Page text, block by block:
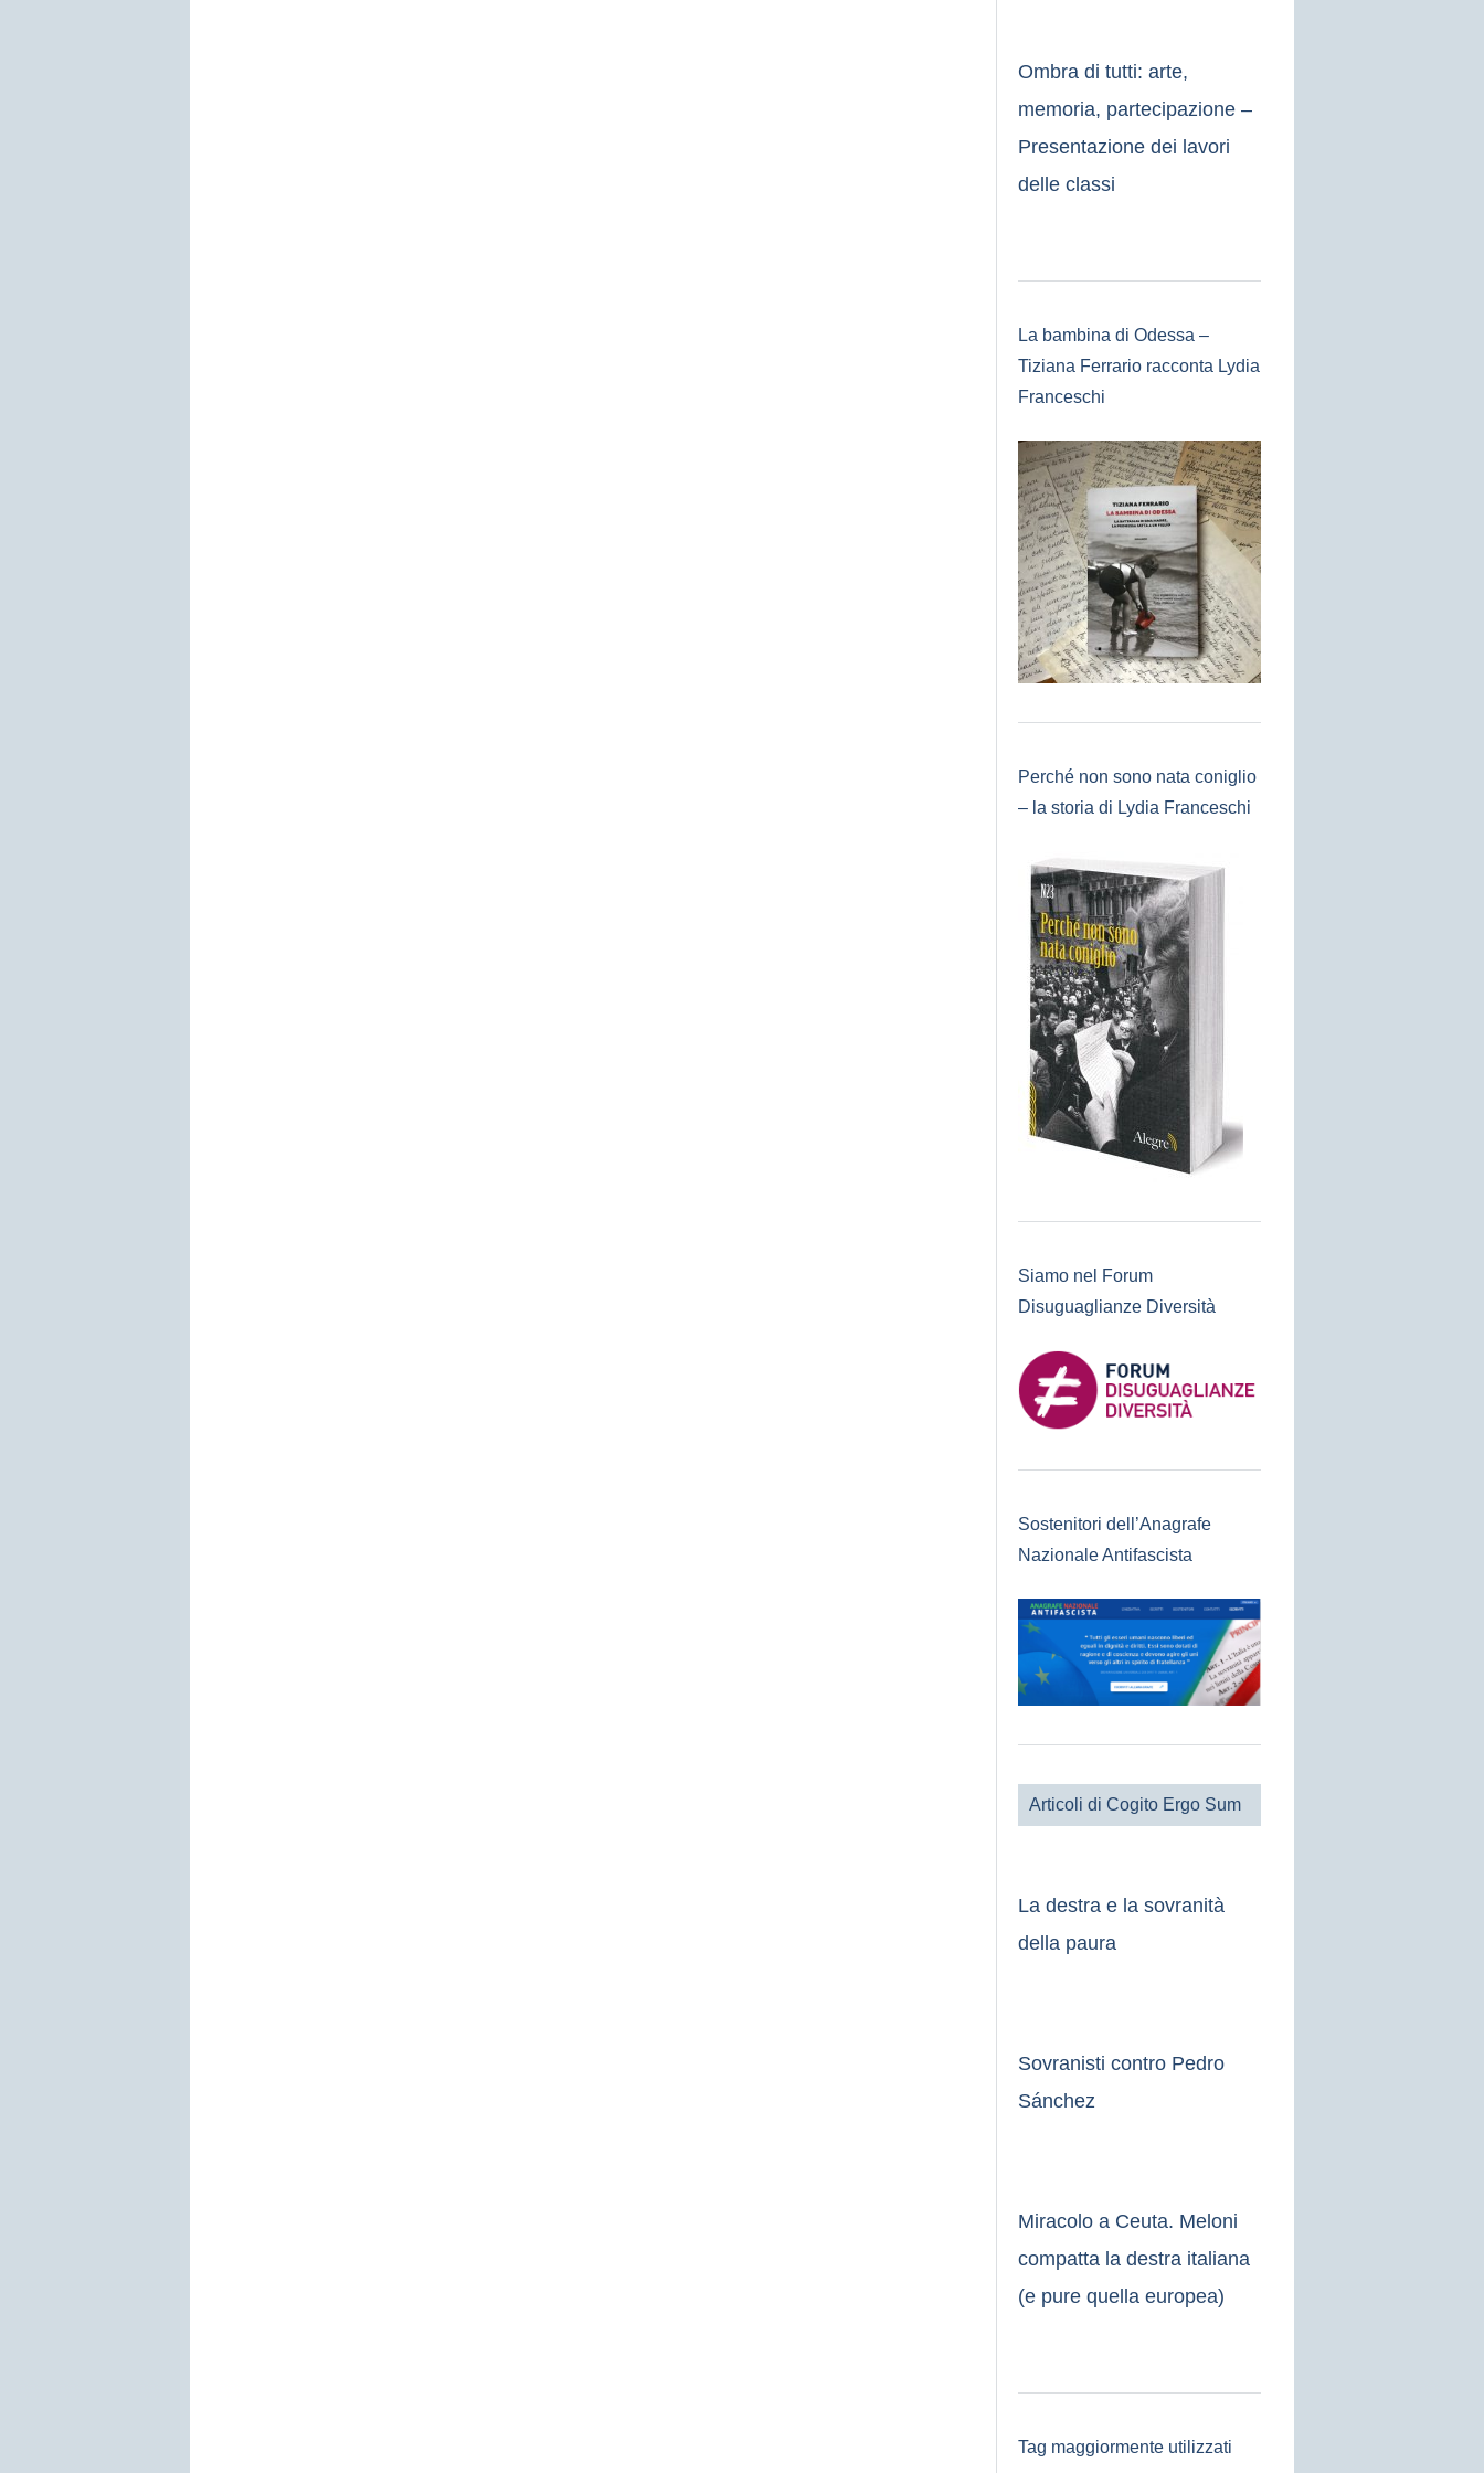
Ombra di tutti: arte,
memoria, partecipazione –
Presentazione dei lavori
delle classi
La bambina di Odessa –
Tiziana Ferrario racconta Lydia
Franceschi
Perché non sono nata coniglio
– la storia di Lydia Franceschi
Siamo nel Forum
Disuguaglianze Diversità
Sostenitori dell’Anagrafe
Nazionale Antifascista
Articoli di Cogito Ergo Sum
La destra e la sovranità
della paura
Sovranisti contro Pedro
Sánchez
Miracolo a Ceuta. Meloni
compatta la destra italiana
(e pure quella europea)
Tag maggiormente utilizzati